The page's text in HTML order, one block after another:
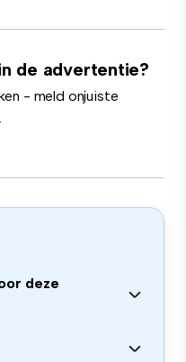
de advertentie?
- meld onjuiste
deze